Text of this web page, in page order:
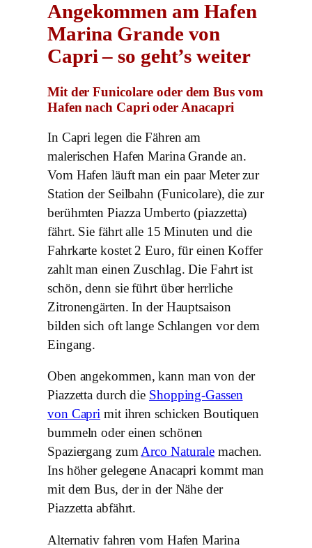
Angekommen am Hafen
Marina Grande von
Capri – so geht’s weiter
Mit der Funicolare oder dem Bus vom
Hafen nach Capri oder Anacapri
In Capri legen die Fähren am
malerischen Hafen Marina Grande an.
Vom Hafen läuft man ein paar Meter zur
Station der Seilbahn (Funicolare), die zur
berühmten Piazza Umberto (piazzetta)
fährt. Sie fährt alle 15 Minuten und die
Fahrkarte kostet 2 Euro, für einen Koffer
zahlt man einen Zuschlag. Die Fahrt ist
schön, denn sie führt über herrliche
Zitronengärten. In der Hauptsaison
bilden sich oft lange Schlangen vor dem
Eingang.
Oben angekommen, kann man von der
Piazzetta durch die Shopping-Gassen
von Capri mit ihren schicken Boutiquen
bummeln oder einen schönen
Spaziergang zumArco Naturale machen.
Ins höher gelegene Anacapri kommt man
mit dem Bus, der in der Nähe der
Piazzetta abfährt.
Alternativ fahren vom Hafen Marina